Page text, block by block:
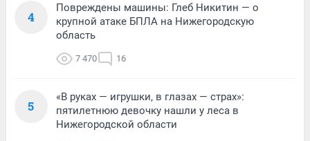
4
Повреждены машины: Глеб Никитин — о
крупной атаке БПЛА на Нижегородскую
область
7 470 16
5
«В руках — игрушки, в глазах — страх»:
пятилетнюю девочку нашли у леса в
Нижегородской области